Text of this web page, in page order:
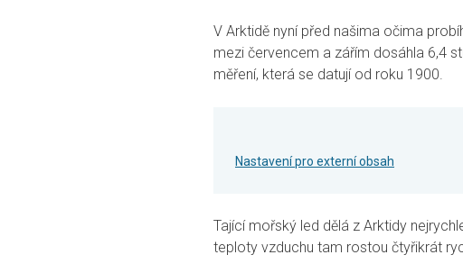
V Arktidě nyní před našima očima
mezi červencem a zářím dosáhla 6,4
měření, která se datují od roku 1900.
Nastavení pro externí obsah
Tající mořský led dělá z Arktidy
teploty vzduchu tam rostou čtyřikrát